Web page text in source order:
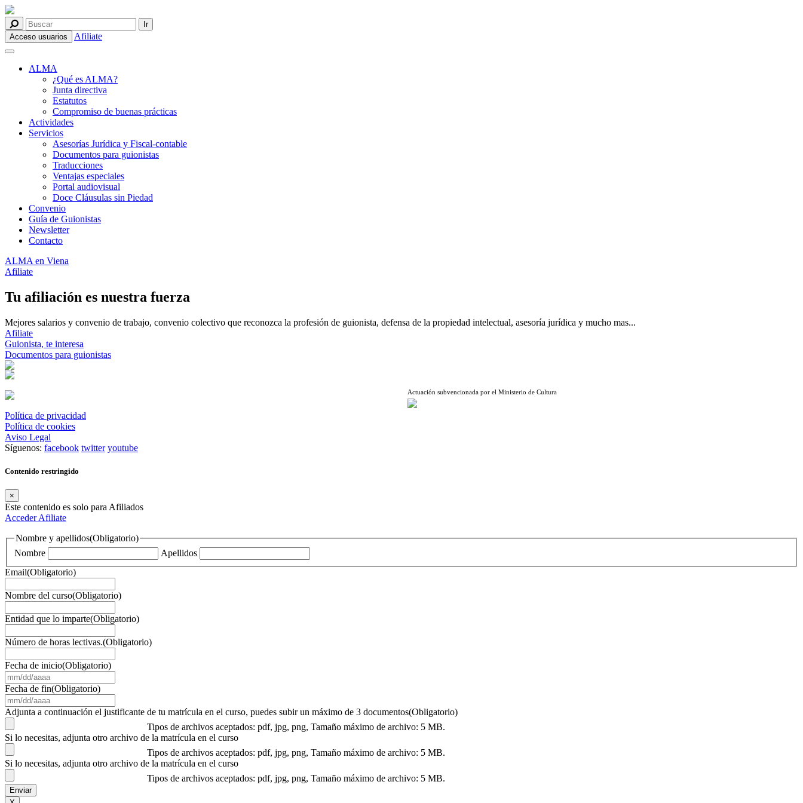
Acceso usuarios Afiliate
ALMA
¿Qué es ALMA?
Junta directiva
Estatutos
Compromiso de buenas prácticas
Actividades
Servicios
Asesorías Jurídica y Fiscal-contable
Documentos para guionistas
Traducciones
Ventajas especiales
Portal audiovisual
Doce Cláusulas sin Piedad
Convenio
Guía de Guionistas
Newsletter
Contacto
ALMA en Viena
Afiliate
Tu afiliación es nuestra fuerza
Mejores salarios y convenio de trabajo, convenio colectivo que reconozca la profesión de guionista, defensa de la propiedad intelectual, asesoría jurídica y mucho mas...
Afiliate
Guionista, te interesa
Documentos para guionistas
Actuación subvencionada por el Ministerio de Cultura
Política de privacidad
Política de cookies
Aviso Legal
Síguenos: facebook twitter youtube
Contenido restringido
×
Este contenido es solo para Afiliados
AccederAfiliate
Nombre y apellidos(Obligatorio)
Nombre
Apellidos
Email(Obligatorio)
Nombre del curso(Obligatorio)
Entidad que lo imparte(Obligatorio)
Número de horas lectivas.(Obligatorio)
Fecha de inicio(Obligatorio)
barra
DD
barra
AAAA
Fecha de fin(Obligatorio)
barra
AAAA
Adjunta a continuación el justificante de tu matrícula en el curso, puedes subir un máximo de 3 documentos(Obligatorio)
Tipos de archivos aceptados: pdf, jpg, png, Tamaño máximo de archivo: 5 MB.
Si lo necesitas, adjunta otro archivo de la matrícula en el curso
Tipos de archivos aceptados: pdf, jpg, png, Tamaño máximo de archivo: 5 MB.
Si lo necesitas, adjunta otro archivo de la matrícula en el curso
Tipos de archivos aceptados: pdf, jpg, png, Tamaño máximo de archivo: 5 MB.